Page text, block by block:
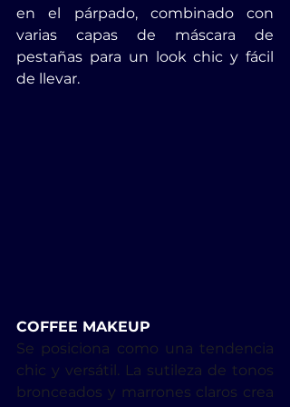
en el párpado, combinado con
varias capas de máscara de
pestañas para un look chic y fácil
de llevar.
COFFEE MAKEUP
Se posiciona como una tendencia
chic y versátil. La sutileza de tonos
bronceados y marrones claros crea